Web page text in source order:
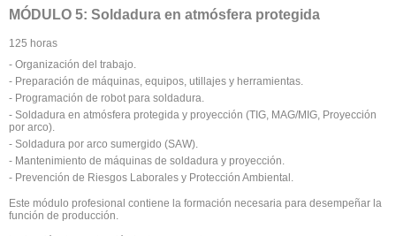
MÓDULO 5: Soldadura en atmósfera protegida
125 horas
- Organización del trabajo.
- Preparación de máquinas, equipos, utillajes y herramientas.
- Programación de robot para soldadura.
- Soldadura en atmósfera protegida y proyección (TIG, MAG/MIG, Proyección
por arco).
- Soldadura por arco sumergido (SAW).
- Mantenimiento de máquinas de soldadura y proyección.
- Prevención de Riesgos Laborales y Protección Ambiental.
Este módulo profesional contiene la formación necesaria para desempeñar la
función de producción.